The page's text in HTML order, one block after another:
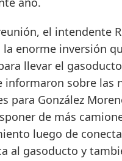
el intendente
la enorme inversión
llevar el
informaron sobre las
para González
de más
luego de
al gasoducto y